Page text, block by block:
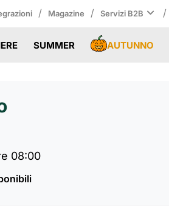
/ Magazine / Servizi B2B /
SUMMER AUTUNNO
08:00